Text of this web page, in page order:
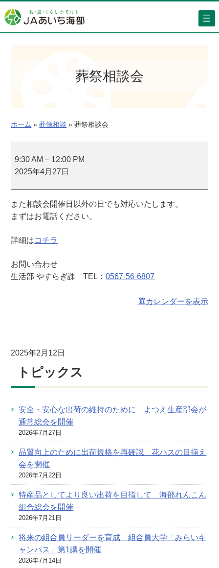
容
を
葬祭相談会
ホーム » 葬儀相談 » 葬祭相談会
祭
相
9:30 AM – 12:00 PM
2025年4月27日
また相談会開催日以外の日でも対応いたします。
まずはお電話ください。
詳細はコチラ
お問い合わせ
生活部 やすらぎ課 TEL：0567-56-6807
カレンダーを表示
2025年2月12日
トピックス
安全・安心な出荷の維持のために よつえ生産部会が
通常総会を開催
2026年7月27日
品質向上のために出荷規格を再確認 花ハスの目揃え
会を開催
2026年7月22日
特産品としてより良い出荷を目指して 海部れんこん
組合総会を開催
2026年7月21日
将来の組合員リーダーを育成 組合員大学「みらいキ
ャンパス」第1講を開催
2026年7月14日